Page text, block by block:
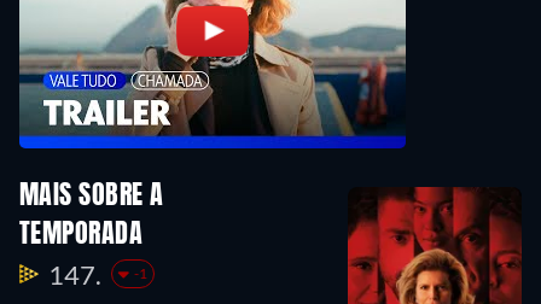
MAIS SOBRE A
TEMPORADA
147. -1